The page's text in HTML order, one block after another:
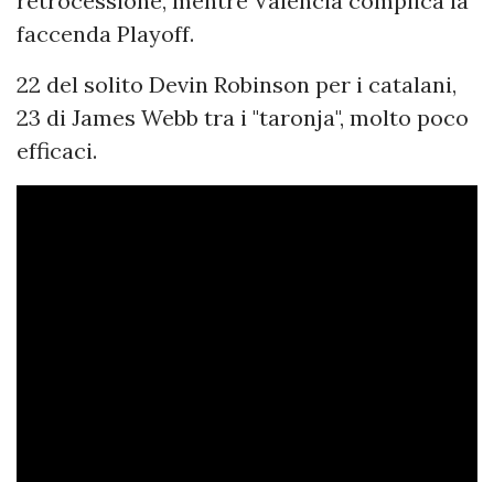
faccenda Playoff.
22 del solito Devin Robinson per i catalani,
23 di James Webb tra i "taronja", molto poco
efficaci.